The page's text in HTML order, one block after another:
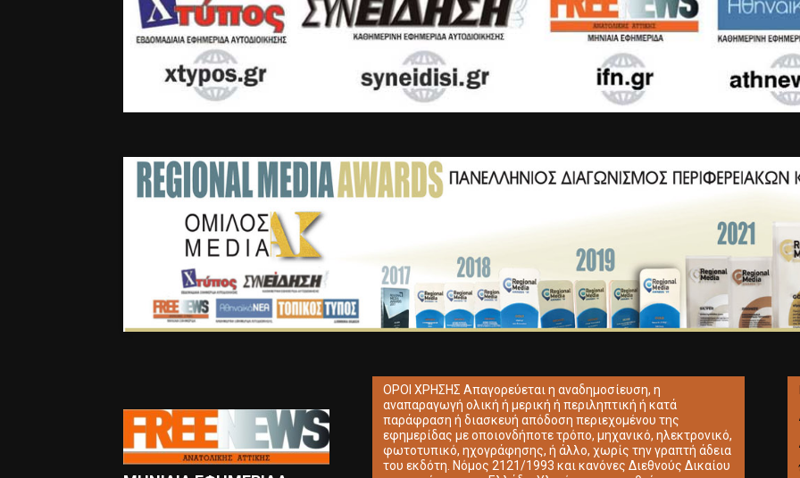
ΟΡΟΙ ΧΡΗΣΗΣ Απαγορεύεται η αναδημοσίευση, η
αναπαραγωγή ολική ή μερική ή περιληπτική ή κατά
παράφραση ή διασκευή απόδοση περιεχομένου της
εφημερίδας με οποιονδήποτε τρόπο, μηχανικό, ηλεκτρονικό,
φωτοτυπικό, ηχογράφησης, ή άλλο, χωρίς την γραπτή άδεια
του εκδότη. Νόμος 2121/1993 και κανόνες Διεθνούς Δικαίου